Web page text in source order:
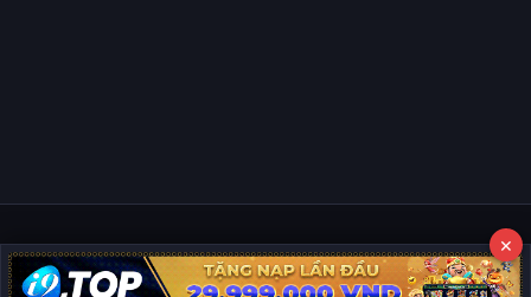
Copyright © 2026 Phim Full HD
×